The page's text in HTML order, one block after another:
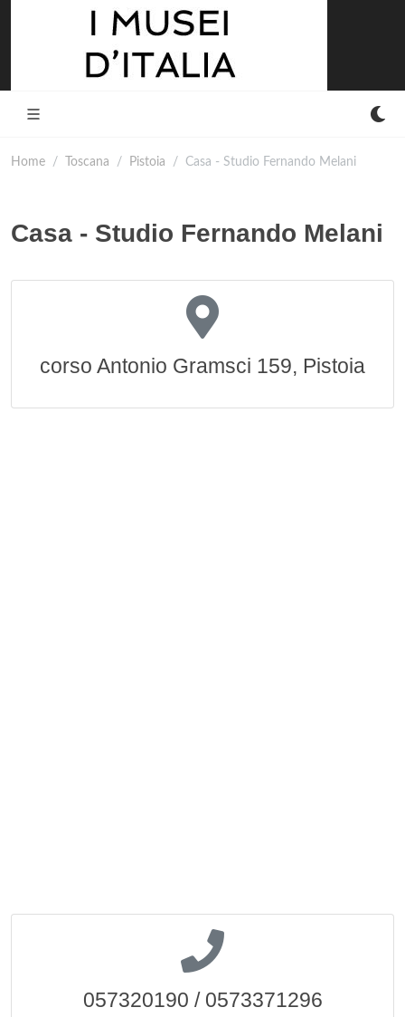
Home Toscana Pistoia Casa - Studio Fernando Melani
Casa - Studio Fernando Melani
corso Antonio Gramsci 159, Pistoia
057320190 / 0573371296